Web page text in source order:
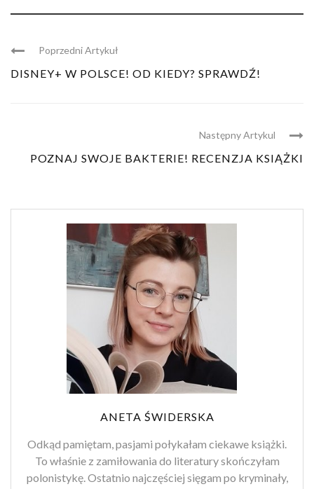
Poprzedni Artykuł
DISNEY+ W POLSCE! OD KIEDY? SPRAWDŹ!
Następny Artykul
POZNAJ SWOJE BAKTERIE! RECENZJA KSIĄŻKI
ANETA ŚWIDERSKA
Odkąd pamiętam, pasjami połykałam ciekawe książki.
To właśnie z zamiłowania do literatury skończyłam
polonistykę. Ostatnio najczęściej sięgam po kryminały,